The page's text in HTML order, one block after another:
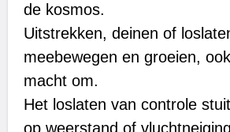
de kosmos.
Uitstrekken, deinen of
meebewegen en groeien,
macht om.
Het loslaten van controle
op weerstand of